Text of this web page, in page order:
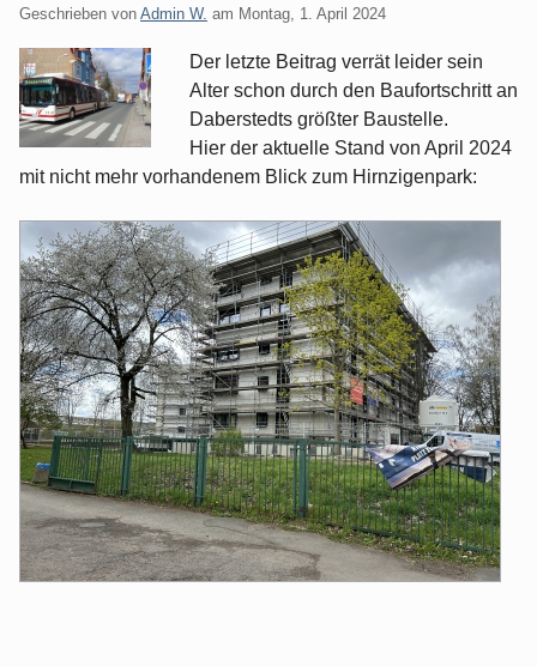
Geschrieben von Admin W. am Montag, 1. April 2024
Der letzte Beitrag verrät leider sein
Alter schon durch den Baufortschritt an
Daberstedts größter Baustelle.
Hier der aktuelle Stand von April 2024
mit nicht mehr vorhandenem Blick zum Hirnzigenpark: